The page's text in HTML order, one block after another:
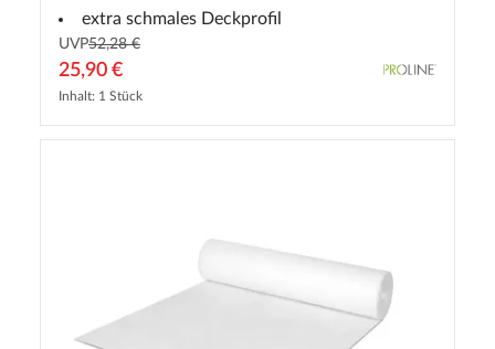
extra schmales Deckprofil
UVP52,28 €
25,90 €
Inhalt: 1 Stück